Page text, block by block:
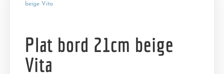
beige Vita
Plat bord 21cm beige
Vita